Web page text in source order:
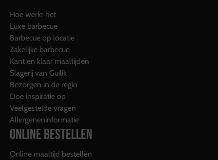
Hoe werkt het
Luxe barbecue
Barbecue op locatie
Zakelijke barbecue
Kant en klaar maaltijden
Slagerij van Guilik
Bezorgen in de regio
Doe inspiratie op
Veelgestelde vragen
Allergeneninformatie
ONLINE BESTELLEN
Online maaltijd bestellen